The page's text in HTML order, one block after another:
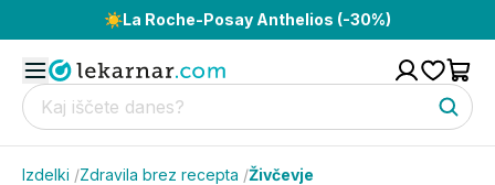
☀️La Roche-Posay Anthelios (-30%)
Izdelki /Zdravila brez recepta /Živčevje